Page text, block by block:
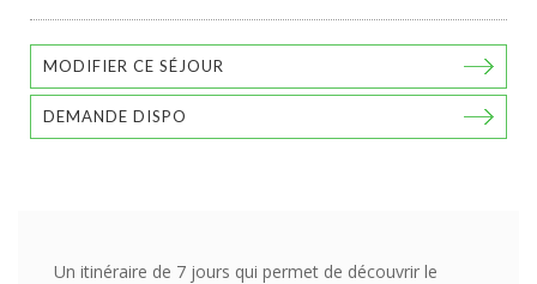
MODIFIER CE SÉJOUR
DEMANDE DISPO
Un itinéraire de 7 jours qui permet de découvrir le